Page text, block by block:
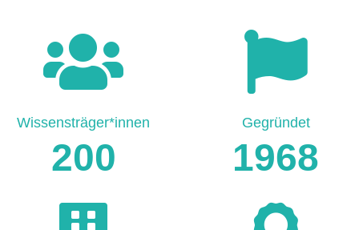
200
Wissensträger*innen
1968
Gegründet